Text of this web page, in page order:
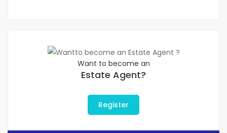
Want to become an
Estate Agent?
Register